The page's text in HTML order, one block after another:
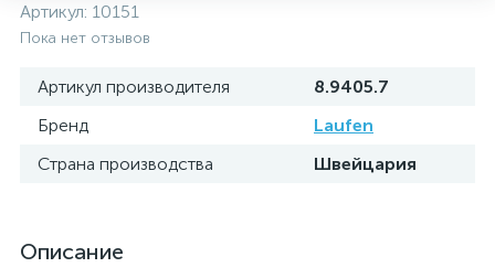
Артикул: 10151
Пока нет отзывов
Артикул производителя
8.9405.7
Бренд
Laufen
Страна производства
Швейцария
Описание